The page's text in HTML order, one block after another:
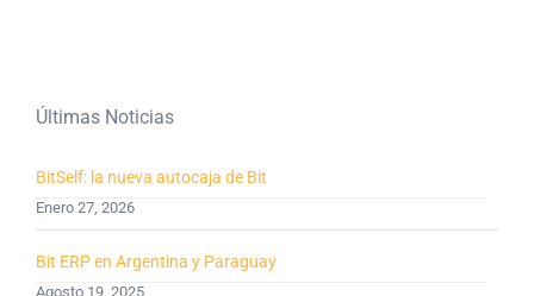
Últimas Noticias
BitSelf: la nueva autocaja de Bit
Enero 27, 2026
Bit ERP en Argentina y Paraguay
Agosto 19, 2025